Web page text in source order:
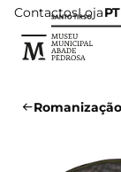
ContactosLojaPT
Romanização